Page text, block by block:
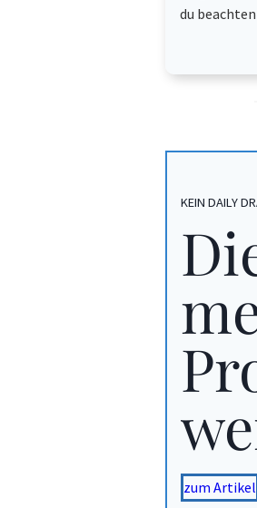
du
KEIN DAILY
zum Artikel